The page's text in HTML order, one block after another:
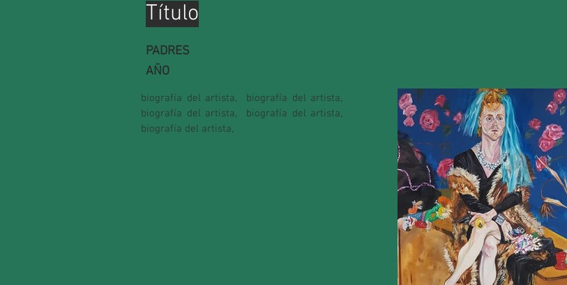
Título
PADRES
AÑO
biografía del artista,
biografía del artista,
biografía del artista,
biografía del artista,
biografía del artista,